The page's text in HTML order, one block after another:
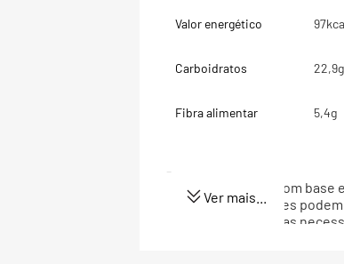
Valor energético
Carboidratos 22,9g
Fibra alimentar 5,4g
-
(*) Valores diários com
8400 kj. Seus valores
dependendo de suas
Ver mais...